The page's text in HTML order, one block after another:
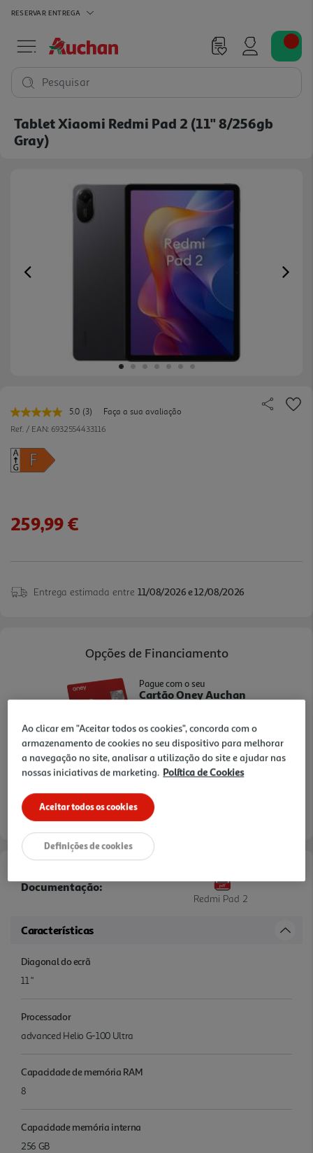
RESERVAR ENTREGA
Pesquisar
Tablet Xiaomi Redmi Pad 2 (11'' 8/256gb
Gray)
Previous
5.0 Leu
3
(3)
Faça a sua avaliação
Ref. / EAN: 6932554433116
259,99 €
Entrega estimada entre 11/08/2026 e 12/08/2026
Opções de Financiamento
TAEG: 18,4%
Pague com o seu
Cartão Oney Auchan
3 meses sem juros
1º mês: - €Seguintes:
MTIC (Valor Total):
Documentação:
Redmi Pad 2
Características
Diagonal do ecrã
11 "
Processador
advanced Helio G-100 Ultra
Capacidade de memória RAM
8
Capacidade memória interna
256 GB
Ao clicar em "Aceitar todos os cookies", concorda com o
armazenamento de cookies no seu dispositivo para melhorar
a navegação no site, analisar a utilização do site e ajudar nas
nossas iniciativas de marketing. Política de Cookies
Aceitar todos os cookies
Definições de cookies